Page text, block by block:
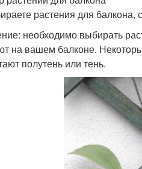
растения для балкона,
необходимо выбирать
на вашем балконе.
полутень или тень.